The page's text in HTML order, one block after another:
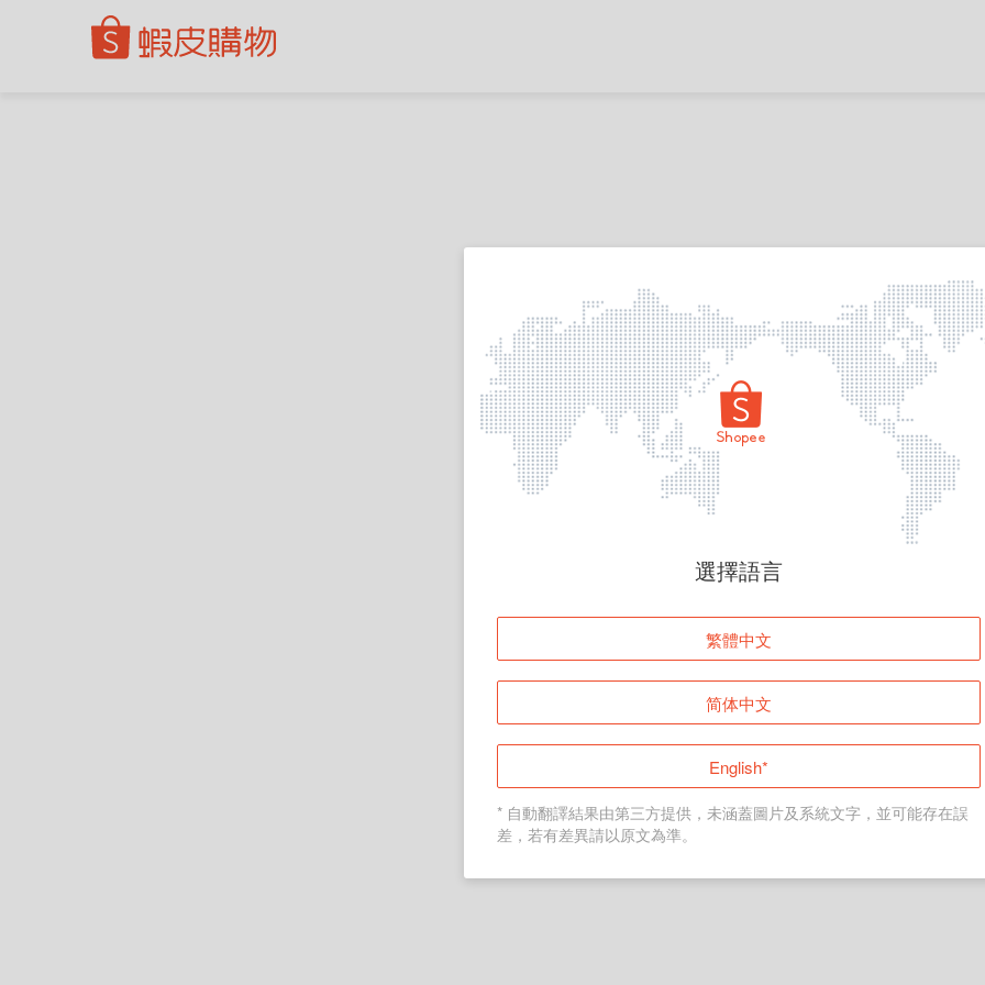
頁面無法顯示
登入
返回首頁
選擇語言
繁體中文
简体中文
English*
* 自動翻譯結果由第三方提供，未涵蓋圖片及系統文字，並可能存在誤
差，若有差異請以原文為準。